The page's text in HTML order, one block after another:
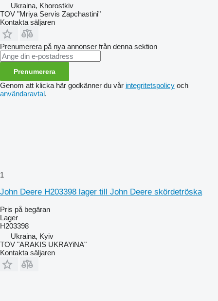
Ukraina, Khorostkiv
TOV "Mriya Servis Zapchastini"
Kontakta säljaren
Prenumerera på nya annonser från denna sektion
Prenumerera
Genom att klicka här godkänner du vår integritetspolicy och
användaravtal.
1
John Deere H203398 lager till John Deere skördetröska
Pris på begäran
Lager
H203398
Ukraina, Kyiv
TOV "ARAKIS UKRAYiNA"
Kontakta säljaren